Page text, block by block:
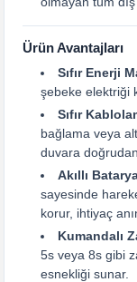
Ürün Avantajları
Sıfır Enerji
şebeke elektriği
Sıfır
bağlama veya
duvara
Akıllı
sayesinde
korur, ihtiyaç
Kumandalı
5s veya 8s gibi
esnekliği sunar.